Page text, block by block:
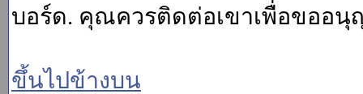
บอร์ด. คุณควรติดต่อเขาเพื่อขออนุ
ขึ้นไปข้างบน